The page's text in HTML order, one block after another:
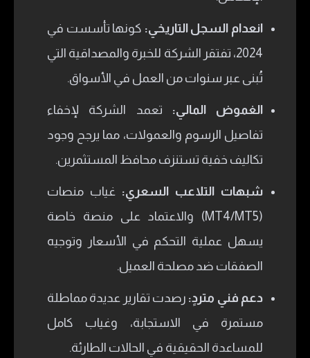
انعدام السجل التاريخي: كونها تأسست في
2024، تفتقر الشركة للخبرة والمصداقية التي
تُبنى عبر سنوات من العمل في الأسواق.
الغموض المالي: تعمد الشركة لإخفاء
تفاصيل الرسوم والعمولات، مما يرجح وجود
تكاليف خفية تستنزف محافظ المستثمرين.
شبهات التلاعب السعري: غياب منصات
(MT4/MT5) والاعتماد على منصة خاصة
يسهل عملية التحكم في الأسعار وتوجيه
الصفقات ضد مصلحة العميل.
دعم فني متردٍ: رصدت تقارير عديدة مماطلة
مستمرة في الاستجابة، وغياب كامل
للمساعدة الحقيقية في الحالات الطارئة.